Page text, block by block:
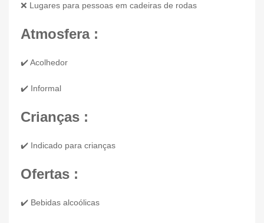
❌ Lugares para pessoas em cadeiras de rodas
Atmosfera :
✔️ Acolhedor
✔️ Informal
Crianças :
✔️ Indicado para crianças
Ofertas :
✔️ Bebidas alcoólicas